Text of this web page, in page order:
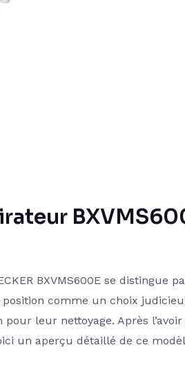
BXVMS600E se distingue
comme un choix
leur nettoyage. Après l’avoir
un aperçu détaillé de ce